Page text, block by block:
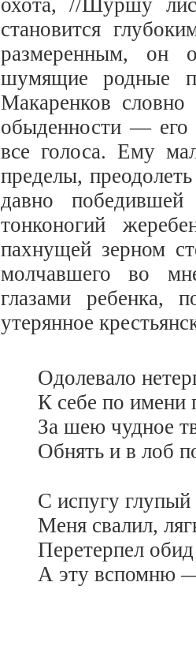
охота, //Шуршу
становится
размеренным, он
шумящие родные
Макаренков словно
обыденности — его
все голоса. Ему
пределы,
давно
тонконогий
пахнущей зерном
молчавшего во
глазами ребенка,
утерянное
Одолевало
К себе по имени
За шею чудное
Обнять и в лоб
С испугу глупый
Меня свалил,
Перетерпел
А эту вспомню